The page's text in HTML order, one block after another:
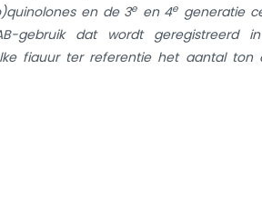
en de 3e en 4e generatie
dat wordt geregistreerd in
figuur ter referentie het aantal